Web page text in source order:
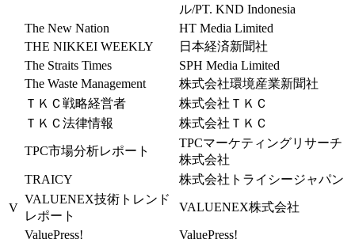
ル/PT. KND Indonesia
The New Nation
HT Media Limited
THE NIKKEI WEEKLY
日本経済新聞社
The Straits Times
SPH Media Limited
The Waste Management
株式会社環境産業新聞社
ＴＫＣ戦略経営者
株式会社ＴＫＣ
ＴＫＣ法律情報
株式会社ＴＫＣ
TPC市場分析レポート
TPCマーケティングリサーチ
株式会社
TRAICY
株式会社トライシージャパン
V
VALUENEX技術トレンド
レポート
VALUENEX株式会社
ValuePress!
ValuePress!